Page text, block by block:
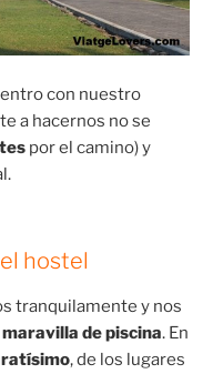
con nuestro
a hacernos no se
por el camino) y
hostel
tranquilamente y nos
maravilla de piscina. En
, de los lugares